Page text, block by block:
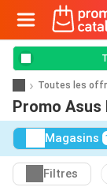
Toutes les
Promo Asus
Magasins
Filtres